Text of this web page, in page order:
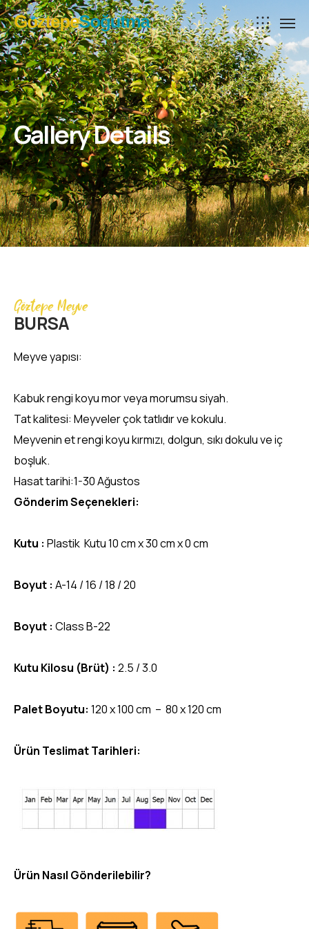
Gallery Details
Göztepe Meyve
BURSA
Meyve yapısı:
Kabuk rengi koyu mor veya morumsu siyah.
Tat kalitesi: Meyveler çok tatlıdır ve kokulu.
Meyvenin et rengi koyu kırmızı, dolgun, sıkı dokulu ve iç
boşluk.
Hasat tarihi:1-30 Ağustos
Gönderim Seçenekleri:
Kutu : Plastik Kutu 10 cm x 30 cm x 0 cm
Boyut : A-14 / 16 / 18 / 20
Boyut : Class B-22
Kutu Kilosu (Brüt) : 2.5 / 3.0
Palet Boyutu: 120 x 100 cm – 80 x 120 cm
Ürün Teslimat Tarihleri:
Ürün Nasıl Gönderilebilir?